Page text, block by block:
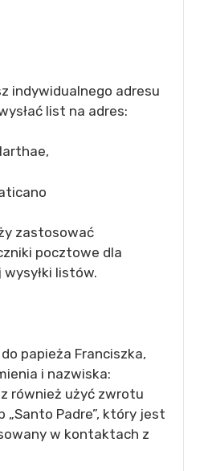
indywidualnego adresu
list na adres:
zastosować
pocztowe dla
listów.
papieża Franciszka,
i nazwiska:
również użyć zwrotu
„Santo Padre”, który jest
w kontaktach z